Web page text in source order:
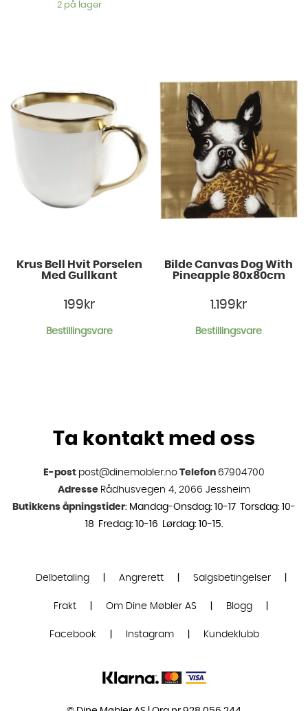
2 på lager
Krus Bell Hvit Porselen
Med Gullkant
199 kr
Bestillingsvare
Bilde Canvas Dog With
Pineapple 80x80cm
1.199 kr
Bestillingsvare
Ta kontakt med oss
E-post post@dinemobler.no Telefon 67904700
Adresse Rådhusvegen 4, 2066 Jessheim
Butikkens åpningstider: Mandag-Onsdag: 10-17 Torsdag: 10-
18 Fredag: 10-16 Lørdag: 10-15.
Delbetaling Angrerett Salgsbetingelser
Frakt Om Dine Møbler AS Blogg
Facebook Instagram Kundeklubb